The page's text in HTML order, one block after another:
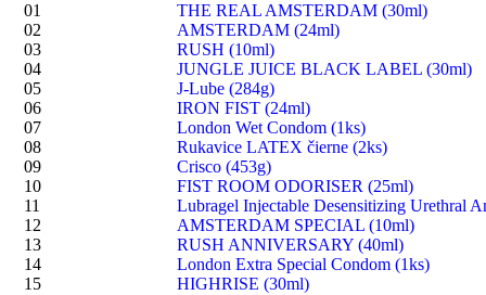
01
THE REAL AMSTERDAM (30ml)
02
AMSTERDAM (24ml)
03
RUSH (10ml)
04
JUNGLE JUICE BLACK LABEL (30ml)
05
J-Lube (284g)
06
IRON FIST (24ml)
07
London Wet Condom (1ks)
08
Rukavice LATEX čierne (2ks)
09
Crisco (453g)
10
FIST ROOM ODORISER (25ml)
11
Lubragel Injectable Desensitizing Urethral
12
AMSTERDAM SPECIAL (10ml)
13
RUSH ANNIVERSARY (40ml)
14
London Extra Special Condom (1ks)
15
HIGHRISE (30ml)